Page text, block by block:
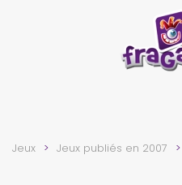
Skip to main content
Jeux Jeux publiés en 2007